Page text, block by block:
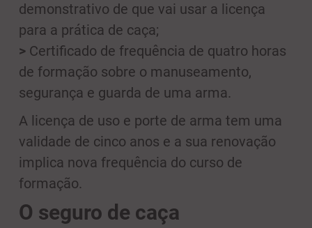
demonstrativo de que vai usar a licença
para a prática de caça;
> Certificado de frequência de quatro horas
de formação sobre o manuseamento,
segurança e guarda de uma arma.
A licença de uso e porte de arma tem uma
validade de cinco anos e a sua renovação
implica nova frequência do curso de
formação.
O seguro de caça